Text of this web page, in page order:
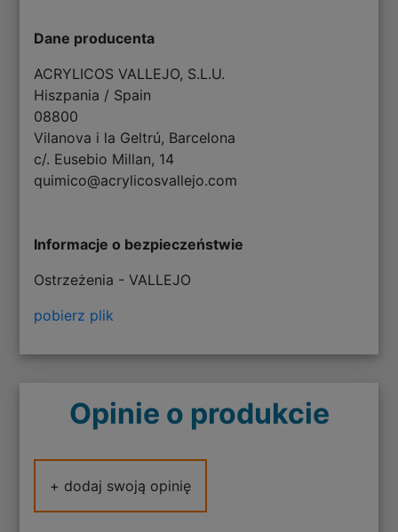
Dane producenta
ACRYLICOS VALLEJO, S.L.U.
Hiszpania / Spain
08800
Vilanova i la Geltrú, Barcelona
c/. Eusebio Millan, 14
quimico@acrylicosvallejo.com
Informacje o bezpieczeństwie
Ostrzeżenia - VALLEJO
pobierz plik
Opinie o produkcie
+ dodaj swoją opinię